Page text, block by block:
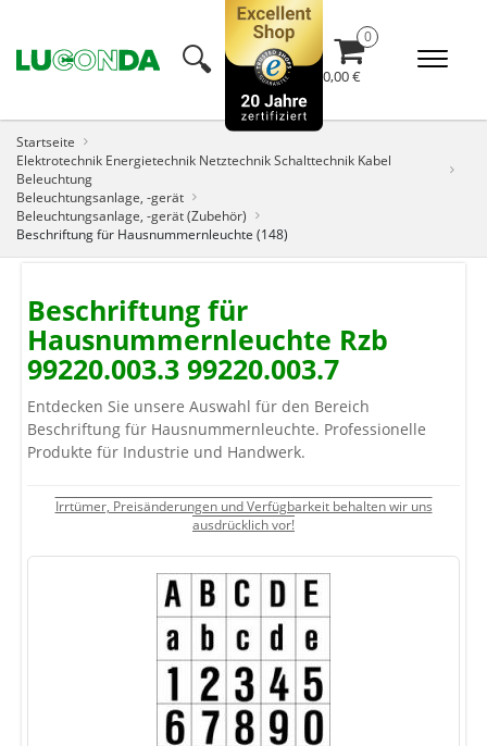
🔍︎ 0,00 €
Startseite
Elektrotechnik Energietechnik Netztechnik Schalttechnik Kabel
Beleuchtung
Beleuchtungsanlage, -gerät
Beleuchtungsanlage, -gerät (Zubehör)
Beschriftung für Hausnummernleuchte (148)
Beschriftung für
Hausnummernleuchte Rzb
99220.003.3 99220.003.7
Entdecken Sie unsere Auswahl für den Bereich
Beschriftung für Hausnummernleuchte. Professionelle
Produkte für Industrie und Handwerk.
Irrtümer, Preisänderungen und Verfügbarkeit behalten wir uns
ausdrücklich vor!